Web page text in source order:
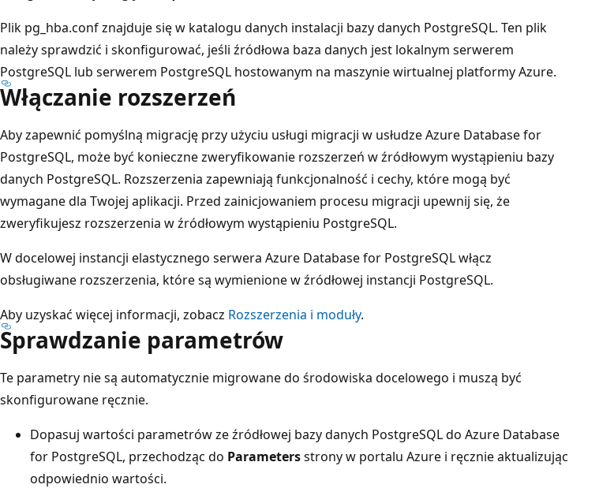
Plik pg_hba.conf znajduje się w katalogu danych instalacji bazy danych PostgreSQL. Ten plik
należy sprawdzić i skonfigurować, jeśli źródłowa baza danych jest lokalnym serwerem
PostgreSQL lub serwerem PostgreSQL hostowanym na maszynie wirtualnej platformy Azure.
Włączanie rozszerzeń
Aby zapewnić pomyślną migrację przy użyciu usługi migracji w usłudze Azure Database for
PostgreSQL, może być konieczne zweryfikowanie rozszerzeń w źródłowym wystąpieniu bazy
danych PostgreSQL. Rozszerzenia zapewniają funkcjonalność i cechy, które mogą być
wymagane dla Twojej aplikacji. Przed zainicjowaniem procesu migracji upewnij się, że
zweryfikujesz rozszerzenia w źródłowym wystąpieniu PostgreSQL.
W docelowej instancji elastycznego serwera Azure Database for PostgreSQL włącz
obsługiwane rozszerzenia, które są wymienione w źródłowej instancji PostgreSQL.
Aby uzyskać więcej informacji, zobacz Rozszerzenia i moduły.
Sprawdzanie parametrów
Te parametry nie są automatycznie migrowane do środowiska docelowego i muszą być
skonfigurowane ręcznie.
Dopasuj wartości parametrów ze źródłowej bazy danych PostgreSQL do Azure Database
for PostgreSQL, przechodząc do Parametersstrony w portalu Azure i ręcznie aktualizując
odpowiednio wartości.